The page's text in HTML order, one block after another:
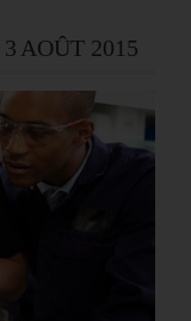
3 AOÛT 2015